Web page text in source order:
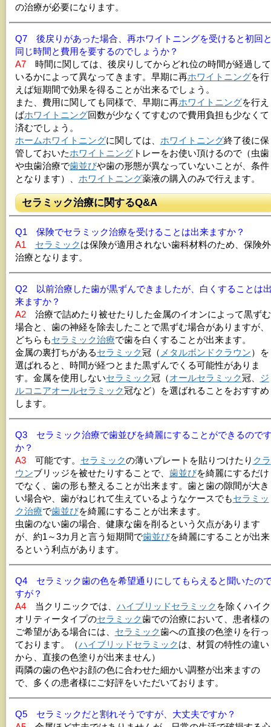
の治療が必要になります。
Q7 後戻りがあった場合、再ホワイトニングを受けると初回
同じ時間と費用を要するのでしょうか？
A7時間に関しては、後戻りしてからどれ位の時間が経過して
いるかによって異なってきます。早期に再ホワイトニングを行
えば短期間で効果を得ることが出来るでしょう。
また、費用に関しても同様で、早期に再ホワイトニングを行え
ばホワイトニング回数が少なくてすむので費用負担も少なくて
済むでしょう。
ホームホワイトニングに関しては、 ホワイトニング終了後に保
管しておいたホワイトニングトレーをお使い頂けるので（虫歯
や虫歯治療で歯並びや歯の形態が異なっていないことが、条件
となります）、 ホワイトニング薬液の購入のみで行えます。
セラミック治療に関するQ&A
Q1 保険でセラミック治療を受けることは出来ますか？
A1
セラミックは保険が適用されない歯科材料のため、保険外
治療となります。
Q2 以前治療した歯が黒ずんできましたが、白くすることは
来ますか？
A2治療で詰めたり被せたりした金属のイオンによって黒ずむ
場合と、歯の神経を除去したことで黒ずむ場合がありますが、
どちらもセラミック治療で歯を白くすることが出来ます。
金属の裏打ちがあるセラミック冠（ メタルボンド クラウン）を
選ばれると、時間が経つとまた黒ずんでくる可能性がありま
す。金属を使用しないセラミック冠（オールセラミック冠、 ジ
ルコニアオールセラミック冠など）を選ばれることをおすすめ
します。
Q3 セラミック治療で歯並びを綺麗にすることができるので
か？
A3可能です。 セラミックの薄いプレートを貼りつけたり クラ
ウンブリッジを被せたりすることで、 歯並びを綺麗にするだけ
でなく、歯の形も整えることが出来ます。歯と歯の隙間が大き
い場合や、歯がねじれて生えているようなケースでもセラミッ
ク治療で歯並びを綺麗にすることが出来ます。
虫歯のない歯の場合、健康な歯を削るという欠点があります
が、約1～3カ月と言う短期間で歯並びを綺麗にすることが出来
るという利点があります。
Q4 セラミック歯の色を希望通りにしてもらえると聞いたの
すが？
A4当クリニックでは、 ハイブリッドセラミック を除くハイク
オリティータイプのセラミック歯での治療において、患者様の
ご希望がある場合には、 セラミック歯への直接の色塗りを行っ
ております。（ハイブリッドセラミックは、材質の特性の違い
から、直接の色塗りが出来ません）
両隣の歯の色やお顔の色に合わせた細かい調整が出来ますの
で、多くの患者様にご好評をいただいております。
Q5 セラミックだと割れそうですが、大丈夫ですか？